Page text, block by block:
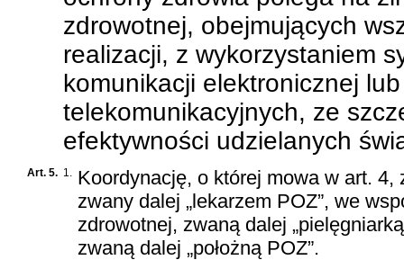
zdrowotnej, obejmujących
realizacji, z wykorzystaniem
komunikacji elektronicznej
telekomunikacyjnych, ze
efektywności udzielanych
Art. 5. 1.
Koordynację, o której mowa w art.
zwany dalej „lekarzem POZ”, we
zdrowotnej, zwaną dalej
zwaną dalej „położną POZ”.